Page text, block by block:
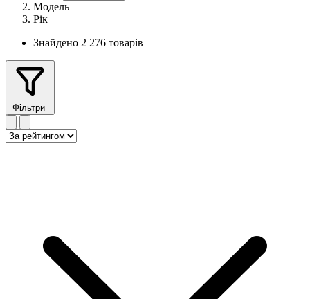
Модель
Рік
Знайдено 2 276 товарів
Фільтри